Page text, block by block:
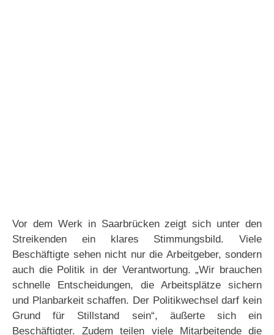
Vor dem Werk in Saarbrücken zeigt sich unter den
Streikenden ein klares Stimmungsbild. Viele
Beschäftigte sehen nicht nur die Arbeitgeber, sondern
auch die Politik in der Verantwortung. „Wir brauchen
schnelle Entscheidungen, die Arbeitsplätze sichern
und Planbarkeit schaffen. Der Politikwechsel darf kein
Grund für Stillstand sein“, äußerte sich ein
Beschäftigter. Zudem teilen viele Mitarbeitende die